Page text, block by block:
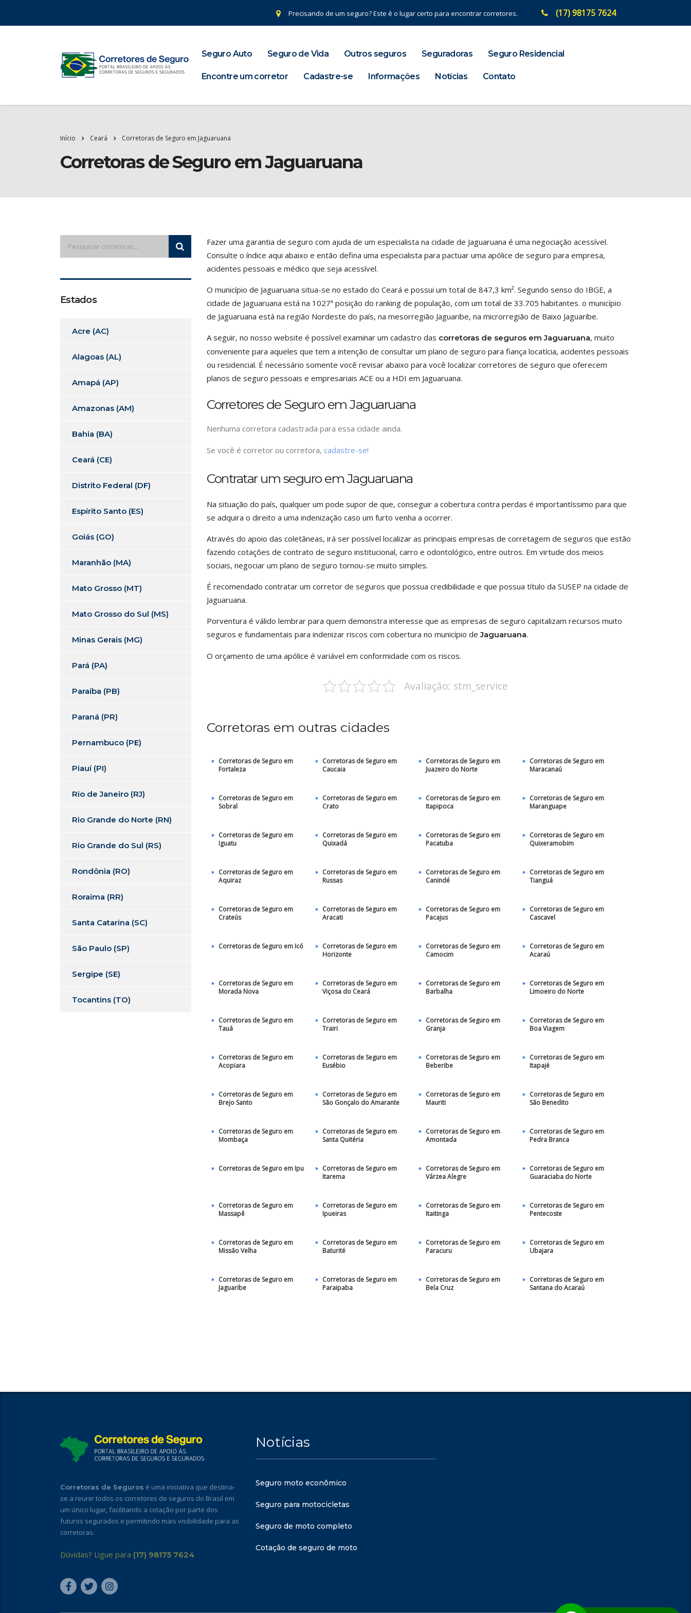
Precisando de um seguro? Este é o lugar certo para encontrar corretores. (17) 98175 7624
Seguro Auto Seguro de Vida Outros seguros Seguradoras Seguro Residencial
Encontre um corretor Cadastre-se Informações Notícias Contato
Início Ceará Corretoras de Seguro em Jaguaruana
Corretoras de Seguro em Jaguaruana
Fazer uma garantia de seguro com ajuda de um especialista na cidade de Jaguaruana é uma negociação acessível.
Consulte o índice aqui abaixo e então defina uma especialista para pactuar uma apólice de seguro para empresa,
acidentes pessoais e médico que seja acessível.
O município de Jaguaruana situa-se no estado do Ceará e possui um total de 847,3 km². Segundo senso do IBGE, a
cidade de Jaguaruana está na 1027ª posição do ranking de população, com um total de 33.705 habitantes. o município
de Jaguaruana está na região Nordeste do país, na mesorregião Jaguaribe, na microrregião de Baixo Jaguaribe.
A seguir, no nosso website é possível examinar um cadastro das corretoras de seguros em Jaguaruana, muito
conveniente para aqueles que tem a intenção de consultar um plano de seguro para fiança locatícia, acidentes pessoais
ou residencial. É necessário somente você revisar abaixo para você localizar corretores de seguro que oferecem
planos de seguro pessoais e empresariais ACE ou a HDI em Jaguaruana.
Corretores de Seguro em Jaguaruana
Nenhuma corretora cadastrada para essa cidade ainda.
Se você é corretor ou corretora, cadastre-se!
Contratar um seguro em Jaguaruana
Na situação do país, qualquer um pode supor de que, conseguir a cobertura contra perdas é importantíssimo para que
se adquira o direito a uma indenização caso um furto venha a ocorrer.
Através do apoio das coletâneas, irá ser possível localizar as principais empresas de corretagem de seguros que estão
fazendo cotações de contrato de seguro institucional, carro e odontológico, entre outros. Em virtude dos meios
sociais, negociar um plano de seguro tornou-se muito simples.
É recomendado contratar um corretor de seguros que possua credibilidade e que possua título da SUSEP na cidade de
Jaguaruana.
Porventura é válido lembrar para quem demonstra interesse que as empresas de seguro capitalizam recursos muito
seguros e fundamentais para indenizar riscos com cobertura no município deJaguaruana.
O orçamento de uma apólice é variável em conformidade com os riscos.
Avaliação: stm_service
Corretoras em outras cidades
Corretoras de Seguro em
Fortaleza
Corretoras de Seguro em
Caucaia
Corretoras de Seguro em
Juazeiro do Norte
Corretoras de Seguro em
Maracanaú
Corretoras de Seguro em
Sobral
Corretoras de Seguro em
Crato
Corretoras de Seguro em
Itapipoca
Corretoras de Seguro em
Maranguape
Corretoras de Seguro em
Iguatu
Corretoras de Seguro em
Quixadá
Corretoras de Seguro em
Pacatuba
Corretoras de Seguro em
Quixeramobim
Corretoras de Seguro em
Aquiraz
Corretoras de Seguro em
Russas
Corretoras de Seguro em
Canindé
Corretoras de Seguro em
Tianguá
Corretoras de Seguro em
Crateús
Corretoras de Seguro em
Aracati
Corretoras de Seguro em
Pacajus
Corretoras de Seguro em
Cascavel
Corretoras de Seguro em Icó
Corretoras de Seguro em
Horizonte
Corretoras de Seguro em
Camocim
Corretoras de Seguro em
Acaraú
Corretoras de Seguro em
Morada Nova
Corretoras de Seguro em
Viçosa do Ceará
Corretoras de Seguro em
Barbalha
Corretoras de Seguro em
Limoeiro do Norte
Corretoras de Seguro em
Tauá
Corretoras de Seguro em
Trairi
Corretoras de Seguro em
Granja
Corretoras de Seguro em
Boa Viagem
Corretoras de Seguro em
Acopiara
Corretoras de Seguro em
Eusébio
Corretoras de Seguro em
Beberibe
Corretoras de Seguro em
Itapajé
Corretoras de Seguro em
Brejo Santo
Corretoras de Seguro em
São Gonçalo do Amarante
Corretoras de Seguro em
Mauriti
Corretoras de Seguro em
São Benedito
Corretoras de Seguro em
Mombaça
Corretoras de Seguro em
Santa Quitéria
Corretoras de Seguro em
Amontada
Corretoras de Seguro em
Pedra Branca
Corretoras de Seguro em Ipu
Corretoras de Seguro em
Itarema
Corretoras de Seguro em
Várzea Alegre
Corretoras de Seguro em
Guaraciaba do Norte
Corretoras de Seguro em
Massapê
Corretoras de Seguro em
Ipueiras
Corretoras de Seguro em
Itaitinga
Corretoras de Seguro em
Pentecoste
Corretoras de Seguro em
Missão Velha
Corretoras de Seguro em
Baturité
Corretoras de Seguro em
Paracuru
Corretoras de Seguro em
Ubajara
Corretoras de Seguro em
Jaguaribe
Corretoras de Seguro em
Paraipaba
Corretoras de Seguro em
Bela Cruz
Corretoras de Seguro em
Santana do Acaraú
Estados
Acre (AC)
Alagoas (AL)
Amapá (AP)
Amazonas (AM)
Bahia (BA)
Ceará (CE)
Distrito Federal (DF)
Espírito Santo (ES)
Goiás (GO)
Maranhão (MA)
Mato Grosso (MT)
Mato Grosso do Sul (MS)
Minas Gerais (MG)
Pará (PA)
Paraíba (PB)
Paraná (PR)
Pernambuco (PE)
Piauí (PI)
Rio de Janeiro (RJ)
Rio Grande do Norte (RN)
Rio Grande do Sul (RS)
Rondônia (RO)
Roraima (RR)
Santa Catarina (SC)
São Paulo (SP)
Sergipe (SE)
Tocantins (TO)
Corretoras de Seguros é uma iniciativa que destina-
se a reunir todos os corretores de seguros do Brasil em
um único lugar, facilitando a cotação por parte dos
futuros segurados e permitindo mais visibilidade para as
corretoras.
Dúvidas? Ligue para (17) 98175 7624
Notícias
Seguro moto econômico
Seguro para motocicletas
Seguro de moto completo
Cotação de seguro de moto